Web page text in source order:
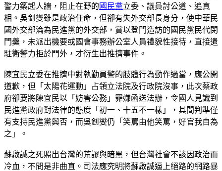
警力築起人牆，阻止在野的 國民黨立委、議員討公道、追真
相。吳釗燮雖是政治任命，但卻有失外交部長身分，使中華民
國外交部淪為民進黨的外交部，賞以登門造訪的國民黨民代閉
門羹，未派出機要或國會事務辦公室人員禮貌性接待，直接遣
駐衛警力拒於門外，才衍生出推擠事件。
陳宜民立委在推擠中對執勤員警的肢體行為動作過當，應公開
道歉，但「太陽花運動」占領立法院及行政院沒事，此次蔡政
府卻要將陳宜民以「妨害公務」罪嫌函送法辦，令國人見識到
民進黨政府對法律的態度「初一、十五不一樣」，其間判準僅
有支持民進黨與否，而吳釗燮仍「笑罵由他笑罵，好官我自為
之」。
蘇啟誠之死照出台灣的荒謬與暗黑，但台灣社會不該因政治而
冷血，不問是非曲直。司法應究明將蘇啟誠逼上絕路的網路暴